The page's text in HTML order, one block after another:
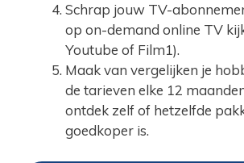
Schrap jouw TV-
op on-demand online TV
Youtube of Film1).
Maak van vergelijken je
de tarieven elke 12
ontdek zelf of hetzelfde
goedkoper is.